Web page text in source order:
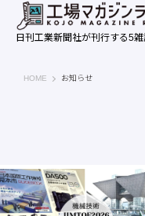
日刊工業新聞社が刊行する5
HOME 工場マガジンラック｜日刊
お知らせ